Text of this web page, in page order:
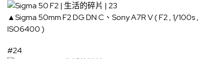
▲Sigma 50mm F2 DG DN C、Sony A7R V ( F2 , 1/100s ,
ISO6400 )
#24